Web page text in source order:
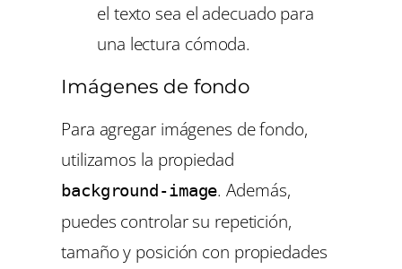
el texto sea el adecuado para
una lectura cómoda.
Imágenes de fondo
Para agregar imágenes de fondo,
utilizamos la propiedad
background-image. Además,
puedes controlar su repetición,
tamaño y posición con propiedades